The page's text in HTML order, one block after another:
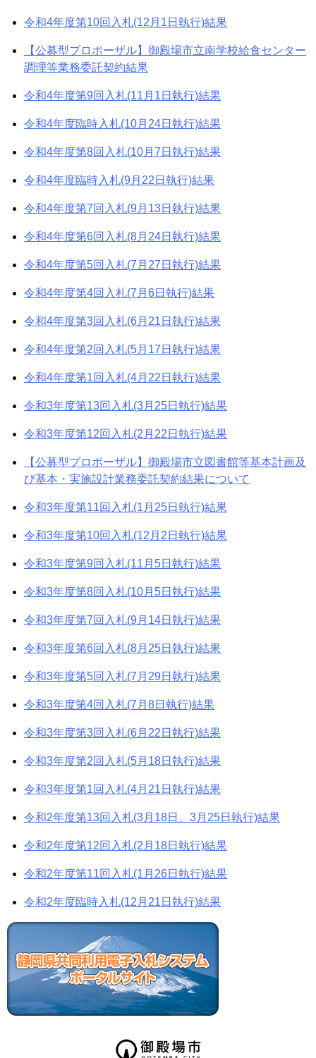
令和4年度第10回入札(12月1日執行)結果
【公募型プロポーザル】御殿場市立南学校給食センター
調理等業務委託契約結果
令和4年度第9回入札(11月1日執行)結果
令和4年度臨時入札(10月24日執行)結果
令和4年度第8回入札(10月7日執行)結果
令和4年度臨時入札(9月22日執行)結果
令和4年度第7回入札(9月13日執行)結果
令和4年度第6回入札(8月24日執行)結果
令和4年度第5回入札(7月27日執行)結果
令和4年度第4回入札(7月6日執行)結果
令和4年度第3回入札(6月21日執行)結果
令和4年度第2回入札(5月17日執行)結果
令和4年度第1回入札(4月22日執行)結果
令和3年度第13回入札(3月25日執行)結果
令和3年度第12回入札(2月22日執行)結果
【公募型プロポーザル】御殿場市立図書館等基本計画及
び基本・実施設計業務委託契約結果について
令和3年度第11回入札(1月25日執行)結果
令和3年度第10回入札(12月2日執行)結果
令和3年度第9回入札(11月5日執行)結果
令和3年度第8回入札(10月5日執行)結果
令和3年度第7回入札(9月14日執行)結果
令和3年度第6回入札(8月25日執行)結果
令和3年度第5回入札(7月29日執行)結果
令和3年度第4回入札(7月8日執行)結果
令和3年度第3回入札(6月22日執行)結果
令和3年度第2回入札(5月18日執行)結果
令和3年度第1回入札(4月21日執行)結果
令和2年度第13回入札(3月18日、3月25日執行)結果
令和2年度第12回入札(2月18日執行)結果
令和2年度第11回入札(1月26日執行)結果
令和2年度臨時入札(12月21日執行)結果